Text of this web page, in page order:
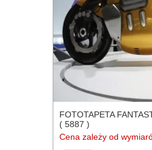
FOTOTAPETA
( 5887 )
Cena zależy od